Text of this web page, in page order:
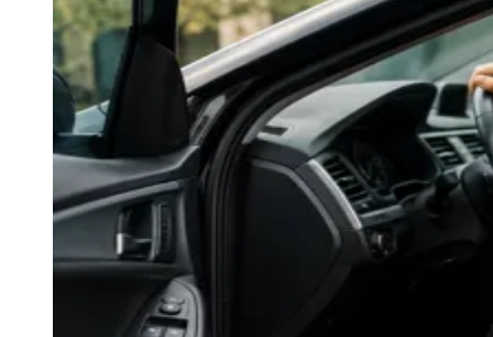
Hub de Negócios
Guia Comercial
Selo Verificado
Portal Educacional
Agenda de Vestibulares
Vagas de Emprego
Concursos
Panorama Econômico
Panorama Econômico
Para Sua Empresa
Anuncie no Portal
Verificar EmpresaNovo